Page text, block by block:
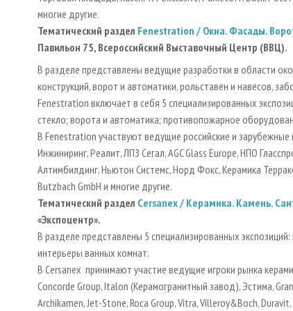
многие другие.
Тематический раздел Fenestration / Окна. Фасады.
Павильон 75, Всероссийский Выставочный Центр (ВВЦ).
В разделе представлены ведущие разработки в области
конструкций, ворот и автоматики, рольставен и навесов,
Fenestration включает в себя 5 специализированных
стекло; ворота и автоматика; противопожарное
В Fenestration участвуют ведущие российские и
Инжиниринг, Реалит, ЛПЗ Сегал, AGC Glass Europe, НПО
Алтимбилдинг, Ньютон Системс, Норд Фокс, Керамика
Butzbach GmbH и многие другие.
Тематический раздел Cersanex/ Керамика. Камень.
«Экспоцентр».
В разделе представлены 5 специализированных
интерьеры ванных комнат.
В Cersanex принимают участие ведущие игроки рынка
Concorde Group, Italon (Керамогранитный завод), Эстима,
Archikamen, Jet-Stone, Roca Group, Vitra, Villeroy&Boch,